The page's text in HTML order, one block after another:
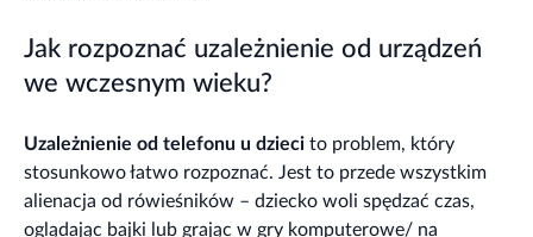
Jak rozpoznać uzależnienie od urządzeń
we wczesnym wieku?
Uzależnienie od telefonu u dzieci to problem, który
stosunkowo łatwo rozpoznać. Jest to przede wszystkim
alienacja od rówieśników – dziecko woli spędzać czas,
oglądając bajki lub grając w gry komputerowe/ na